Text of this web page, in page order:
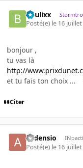
boulixx
Posté(e) le 16
bonjour ,
tu vas là
http://
et tu fais ton choix ...
Citer
Ardensio
Posté(e) le 16